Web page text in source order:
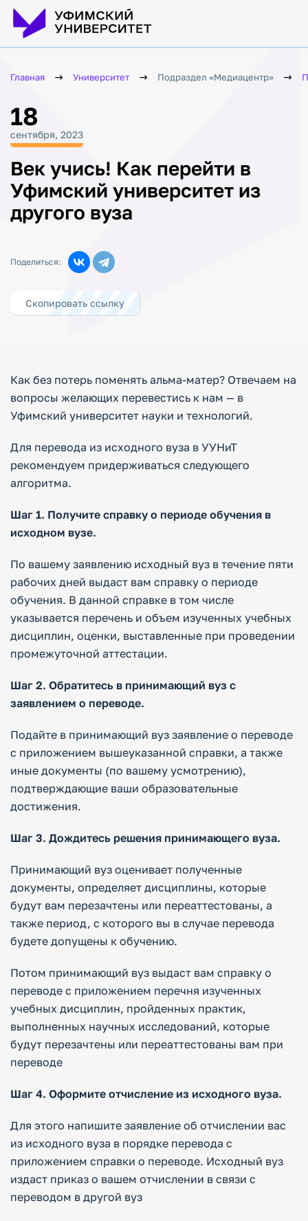
Главная Университет Подраздел «Медиацентр»
18
сентября, 2023
Век учись! Как перейти в
Уфимский университет из
другого вуза
Поделиться:
Скопировать ссылку
Как без потерь поменять альма-матер? Отвечаем на
вопросы желающих перевестись к нам — в
Уфимский университет науки и технологий.
Для перевода из исходного вуза в УУНиТ
рекомендуем придерживаться следующего
алгоритма.
Шаг 1. Получите справку о периоде обучения в
исходном вузе.
По вашему заявлению исходный вуз в течение пяти
рабочих дней выдаст вам справку о периоде
обучения. В данной справке в том числе
указывается перечень и объем изученных учебных
дисциплин, оценки, выставленные при проведении
промежуточной аттестации.
Шаг 2. Обратитесь в принимающий вуз с
заявлением о переводе.
Подайте в принимающий вуз заявление о переводе
с приложением вышеуказанной справки, а также
иные документы (по вашему усмотрению),
подтверждающие ваши образовательные
достижения.
Шаг 3. Дождитесь решения принимающего вуза.
Принимающий вуз оценивает полученные
документы, определяет дисциплины, которые
будут вам перезачтены или переаттестованы, а
также период, с которого вы в случае перевода
будете допущены к обучению.
Потом принимающий вуз выдаст вам справку о
переводе с приложением перечня изученных
учебных дисциплин, пройденных практик,
выполненных научных исследований, которые
будут перезачтены или переаттестованы вам при
переводе
Шаг 4. Оформите отчисление из исходного вуза.
Для этого напишите заявление об отчислении вас
из исходного вуза в порядке перевода с
приложением справки о переводе. Исходный вуз
издаст приказ о вашем отчислении в связи с
переводом в другой вуз